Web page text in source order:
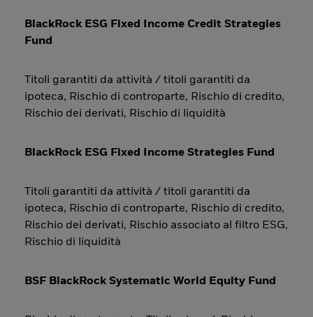
BlackRock ESG Fixed Income Credit Strategies
Fund
Titoli garantiti da attività / titoli garantiti da
ipoteca, Rischio di controparte, Rischio di credito,
Rischio dei derivati, Rischio di liquidità
BlackRock ESG Fixed Income Strategies Fund
Titoli garantiti da attività / titoli garantiti da
ipoteca, Rischio di controparte, Rischio di credito,
Rischio dei derivati, Rischio associato al filtro ESG,
Rischio di liquidità
BSF BlackRock Systematic World Equity Fund